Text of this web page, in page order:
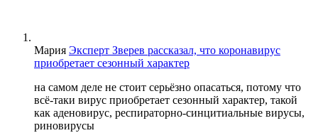
Мария Эксперт Зверев рассказал, что коронавирус
приобретает сезонный характер
на самом деле не стоит серьёзно опасаться, потому что
всё-таки вирус приобретает сезонный характер, такой
как аденовирус, респираторно-синцитиальные вирусы,
риновирусы